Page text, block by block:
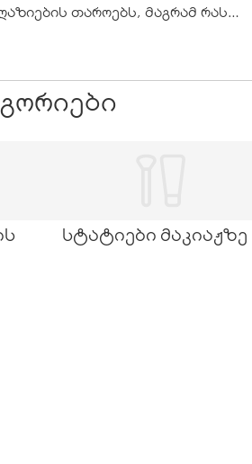
თაროებს, მაგრამ რას
თქვენ შეძლებთ თაროდან
რომელიც თქვენს კანს
გიამბობთ.
სტატიები მაკიაჟზე